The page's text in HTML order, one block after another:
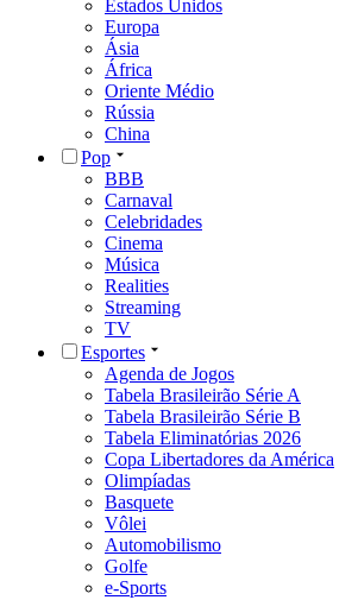
Estados Unidos
Europa
Ásia
África
Oriente Médio
Rússia
China
Pop
BBB
Carnaval
Celebridades
Cinema
Música
Realities
Streaming
TV
Esportes
Agenda de Jogos
Tabela Brasileirão Série A
Tabela Brasileirão Série B
Tabela Eliminatórias 2026
Copa Libertadores da América
Olimpíadas
Basquete
Vôlei
Automobilismo
Golfe
e-Sports